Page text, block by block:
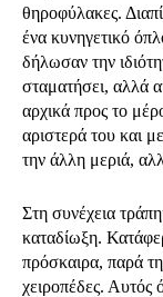
θηροφύλακες.
ένα κυνηγετικό
δήλωσαν την
σταματήσει, αλλά
αρχικά προς το
αριστερά του και
την άλλη μεριά,
Στη συνέχεια
καταδίωξη.
πρόσκαιρα, παρά
χειροπέδες. Αυτός